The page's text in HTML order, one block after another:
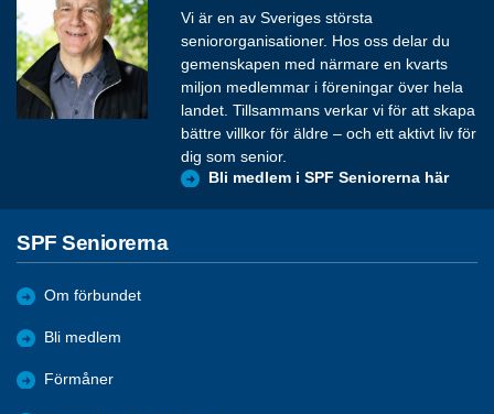
Vi är en av Sveriges största
seniororganisationer. Hos oss delar du
gemenskapen med närmare en kvarts
miljon medlemmar i föreningar över hela
landet. Tillsammans verkar vi för att skapa
bättre villkor för äldre – och ett aktivt liv för
dig som senior.
Bli medlem i SPF Seniorerna här
SPF Seniorerna
Om förbundet
Bli medlem
Förmåner